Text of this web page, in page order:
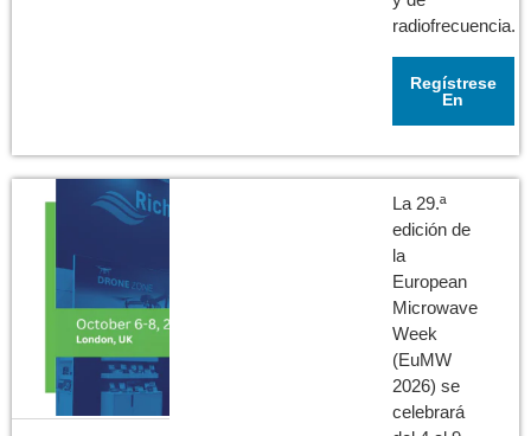
radiofrecuencia.
Regístrese
En
La 29.ª
edición de
la
European
Microwave
Week
(EuMW
2026) se
celebrará